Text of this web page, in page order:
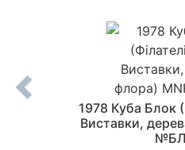
1978 Куба Блок
Виставки,